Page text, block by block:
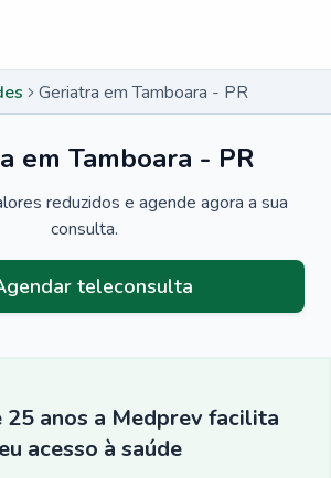
Geriatra em Tamboara - PR
em Tamboara - PR
reduzidos e agende agora a sua
consulta.
teleconsulta
25 anos a Medprev facilita
acesso à saúde